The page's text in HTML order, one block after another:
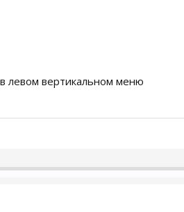
левом вертикальном меню